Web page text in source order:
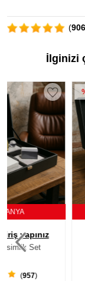
(906
İlginizi
%27 İNDİRİM
Fiyat için giriş
Masaüstü